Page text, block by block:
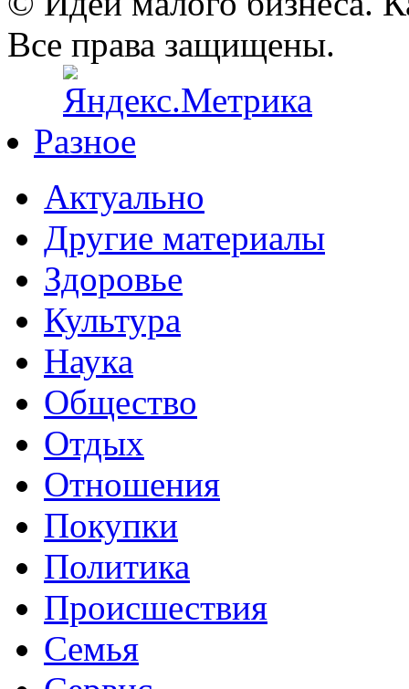
Все права защищены.
Разное
Актуально
Другие материалы
Здоровье
Культура
Наука
Общество
Отдых
Отношения
Покупки
Политика
Происшествия
Семья